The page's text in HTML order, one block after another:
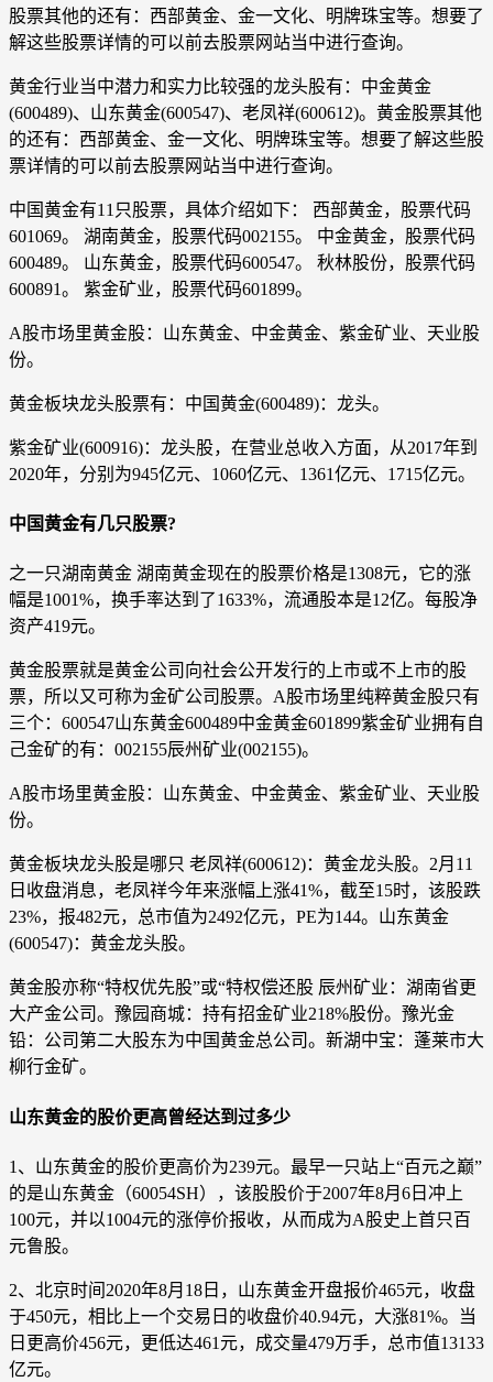
股票其他的还有：西部黄金、金一文化、明牌珠宝等。想要了
解这些股票详情的可以前去股票网站当中进行查询。
黄金行业当中潜力和实力比较强的龙头股有：中金黄金
(600489)、山东黄金(600547)、老凤祥(600612)。黄金股票其他
的还有：西部黄金、金一文化、明牌珠宝等。想要了解这些股
票详情的可以前去股票网站当中进行查询。
中国黄金有11只股票，具体介绍如下： 西部黄金，股票代码
601069。 湖南黄金，股票代码002155。 中金黄金，股票代码
600489。 山东黄金，股票代码600547。 秋林股份，股票代码
600891。 紫金矿业，股票代码601899。
A股市场里黄金股：山东黄金、中金黄金、紫金矿业、天业股
份。
黄金板块龙头股票有：中国黄金(600489)：龙头。
紫金矿业(600916)：龙头股，在营业总收入方面，从2017年到
2020年，分别为945亿元、1060亿元、1361亿元、1715亿元。
中国黄金有几只股票?
之一只湖南黄金 湖南黄金现在的股票价格是1308元，它的涨
幅是1001%，换手率达到了1633%，流通股本是12亿。每股净
资产419元。
黄金股票就是黄金公司向社会公开发行的上市或不上市的股
票，所以又可称为金矿公司股票。A股市场里纯粹黄金股只有
三个：600547山东黄金600489中金黄金601899紫金矿业拥有自
己金矿的有：002155辰州矿业(002155)。
A股市场里黄金股：山东黄金、中金黄金、紫金矿业、天业股
份。
黄金板块龙头股是哪只 老凤祥(600612)：黄金龙头股。2月11
日收盘消息，老凤祥今年来涨幅上涨41%，截至15时，该股跌
23%，报482元，总市值为2492亿元，PE为144。山东黄金
(600547)：黄金龙头股。
黄金股亦称“特权优先股”或“特权偿还股 辰州矿业：湖南省更
大产金公司。豫园商城：持有招金矿业218%股份。豫光金
铅：公司第二大股东为中国黄金总公司。新湖中宝：蓬莱市大
柳行金矿。
山东黄金的股价更高曾经达到过多少
1、山东黄金的股价更高价为239元。最早一只站上“百元之巅”
的是山东黄金（60054SH），该股股价于2007年8月6日冲上
100元，并以1004元的涨停价报收，从而成为A股史上首只百
元鲁股。
2、北京时间2020年8月18日，山东黄金开盘报价465元，收盘
于450元，相比上一个交易日的收盘价40.94元，大涨81%。当
日更高价456元，更低达461元，成交量479万手，总市值13133
亿元。